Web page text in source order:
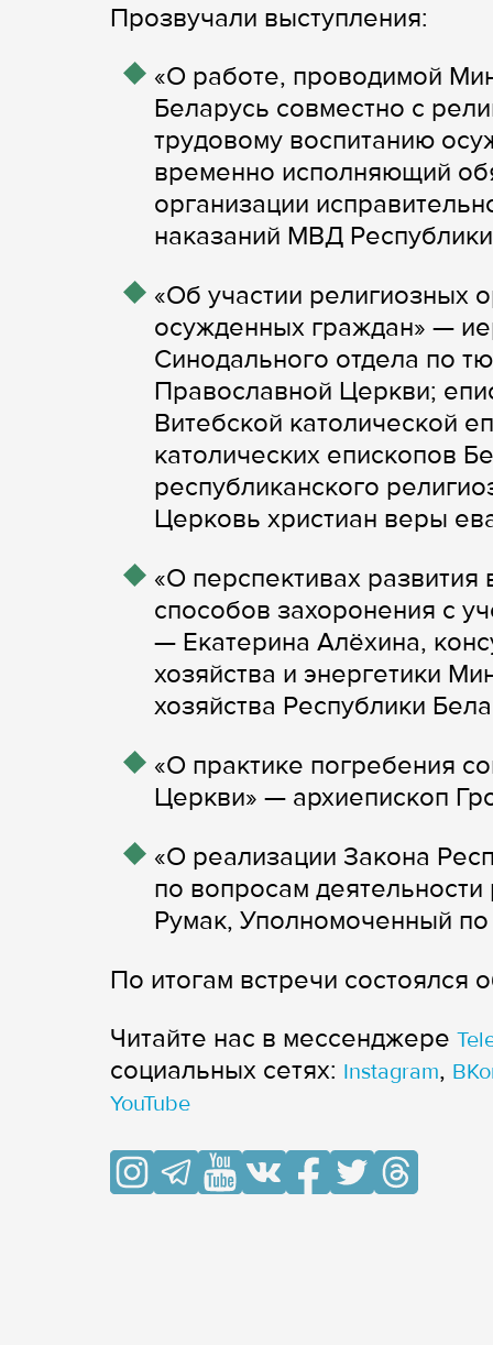
Прозвучали выступления:
«О работе, проводимой
Беларусь совместно с
трудовому воспитанию
временно исполняющий
организации
наказаний МВД
«Об участии религиозных
осужденных граждан» —
Синодального отдела по
Православной Церкви;
Витебской католической
католических епископов
республиканского
Церковь христиан веры
«О перспективах
способов захоронения с
— Екатерина Алёхина,
хозяйства и энергетики
хозяйства Республики
«О практике погребения
Церкви» — архиепископ
«О реализации Закона
по вопросам
Румак, Уполномоченный
По итогам встречи состоялся
Читайте нас в мессенджере
cоциальных сетях: Instagram,
YouTube